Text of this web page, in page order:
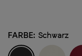
FARBE: Schwarz